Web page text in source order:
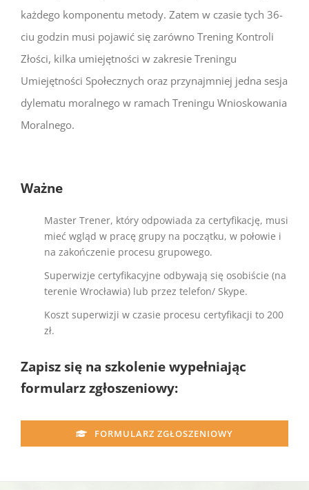
każdego komponentu metody. Zatem w czasie tych 36-
ciu godzin musi pojawić się zarówno Trening Kontroli
Złości, kilka umiejętności w zakresie Treningu
Umiejętności Społecznych oraz przynajmniej jedna sesja
dylematu moralnego w ramach Treningu Wnioskowania
Moralnego.
Ważne
Master Trener, który odpowiada za certyfikację, musi
mieć wgląd w pracę grupy na początku, w połowie i
na zakończenie procesu grupowego.
Superwizje certyfikacyjne odbywają się osobiście (na
terenie Wrocławia) lub przez telefon/ Skype.
Koszt superwizji w czasie procesu certyfikacji to 200
zł.
Zapisz się na szkolenie wypełniając
formularz zgłoszeniowy:
FORMULARZ ZGŁOSZENIOWY